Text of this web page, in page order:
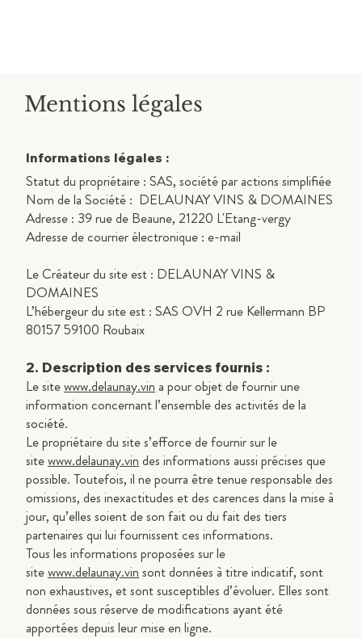
Mentions légales
Informations légales :
Statut du propriétaire : SAS, société par actions simplifiée
Nom de la Société : DELAUNAY VINS & DOMAINES
Adresse : 39 rue de Beaune, 21220 L'Etang-vergy
Adresse de courrier électronique : e-mail
Le Créateur du site est : DELAUNAY VINS &
DOMAINES
L’hébergeur du site est : SAS OVH 2 rue Kellermann BP
80157 59100 Roubaix
2. Description des services fournis :
Le sitewww.delaunay.vin a pour objet de fournir une
information concernant l’ensemble des activités de la
société.
Le propriétaire du site s’efforce de fournir sur le
sitewww.delaunay.vin des informations aussi précises que
possible. Toutefois, il ne pourra être tenue responsable des
omissions, des inexactitudes et des carences dans la mise à
jour, qu’elles soient de son fait ou du fait des tiers
partenaires qui lui fournissent ces informations.
Tous les informations proposées sur le
sitewww.delaunay.vin sont données à titre indicatif, sont
non exhaustives, et sont susceptibles d’évoluer. Elles sont
données sous réserve de modifications ayant été
apportées depuis leur mise en ligne.